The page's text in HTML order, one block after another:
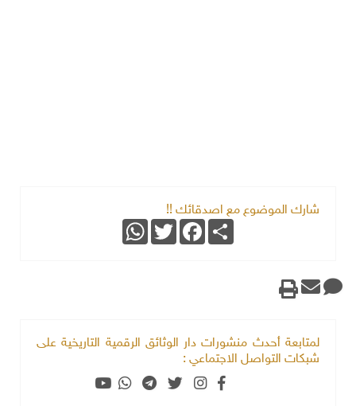
شارك الموضوع مع اصدقائك !!
Share
Facebook
Twitter
WhatsApp
لمتابعة أحدث منشورات دار الوثائق الرقمية التاريخية على
شبكات التواصل الاجتماعي :